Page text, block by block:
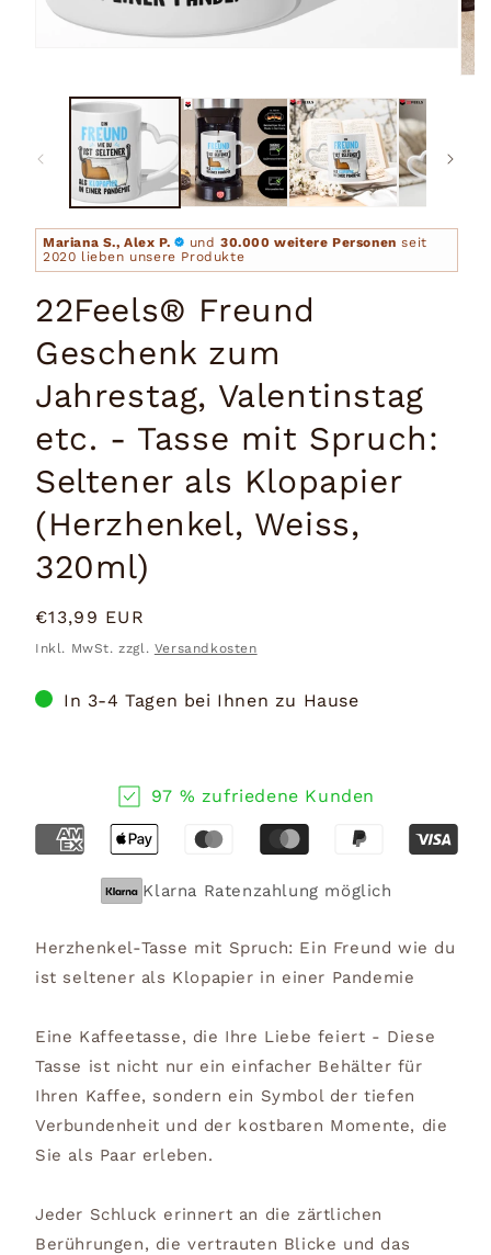
Modal
Mariana S., Alex P. und 30.000 weitere Personen seit
2020 lieben unsere Produkte
22Feels® Freund
Geschenk zum
Jahrestag, Valentinstag
etc. - Tasse mit Spruch:
Seltener als Klopapier
(Herzhenkel, Weiss,
320ml)
Normaler
Preis
€13,99 EUR
Inkl. MwSt. zzgl. Versandkosten
In 3-4 Tagen bei Ihnen zu Hause
97 % zufriedene Kunden
Klarna Ratenzahlung möglich
Herzhenkel-Tasse mit Spruch: Ein Freund wie du
ist seltener als Klopapier in einer Pandemie
Eine Kaffeetasse, die Ihre Liebe feiert - Diese
Tasse ist nicht nur ein einfacher Behälter für
Ihren Kaffee, sondern ein Symbol der tiefen
Verbundenheit und der kostbaren Momente, die
Sie als Paar erleben.
Jeder Schluck erinnert an die zärtlichen
Berührungen, die vertrauten Blicke und das